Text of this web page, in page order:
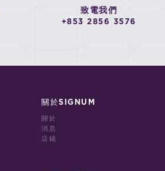
致電我們
+853 2856 3576
關於SIGNUM
關於
消息
店鋪